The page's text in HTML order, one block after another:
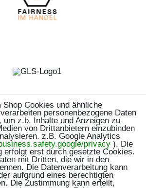
Cookies und ähnliche
personenbezogene Daten
z.b. Inhalte und Anzeigen zu
von Drittanbietern einzubinden
z.B. Google Analytics
privacy ). Die
erfolgt erst durch gesetzte Cookies.
mit Dritten, die wir in den
Die Datenverarbeitung kann
aufgrund eines berechtigten
Die Zustimmung kann erteilt,